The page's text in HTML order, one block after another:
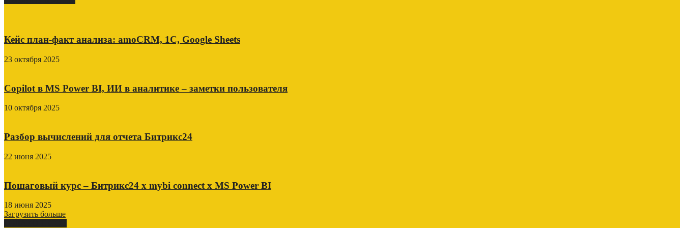
Кейс план-факт анализа: amoCRM, 1C, Google Sheets
23 октября 2025
Copilot в MS Power BI, ИИ в аналитике – заметки пользователя
10 октября 2025
Разбор вычислений для отчета Битрикс24
22 июня 2025
Пошаговый курс – Битрикс24 х mybi connect х MS Power BI
18 июня 2025
Загрузить больше